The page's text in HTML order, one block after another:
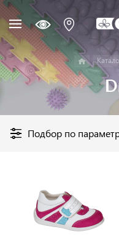
Подбор по